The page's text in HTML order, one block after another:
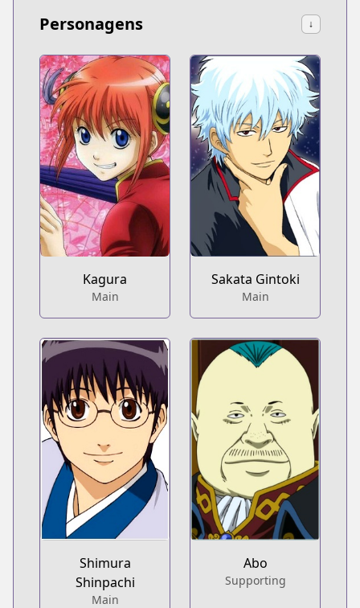
Personagens ↓
Kagura
Main
Sakata Gintoki
Main
Shimura
Shinpachi
Main
Abo
Supporting